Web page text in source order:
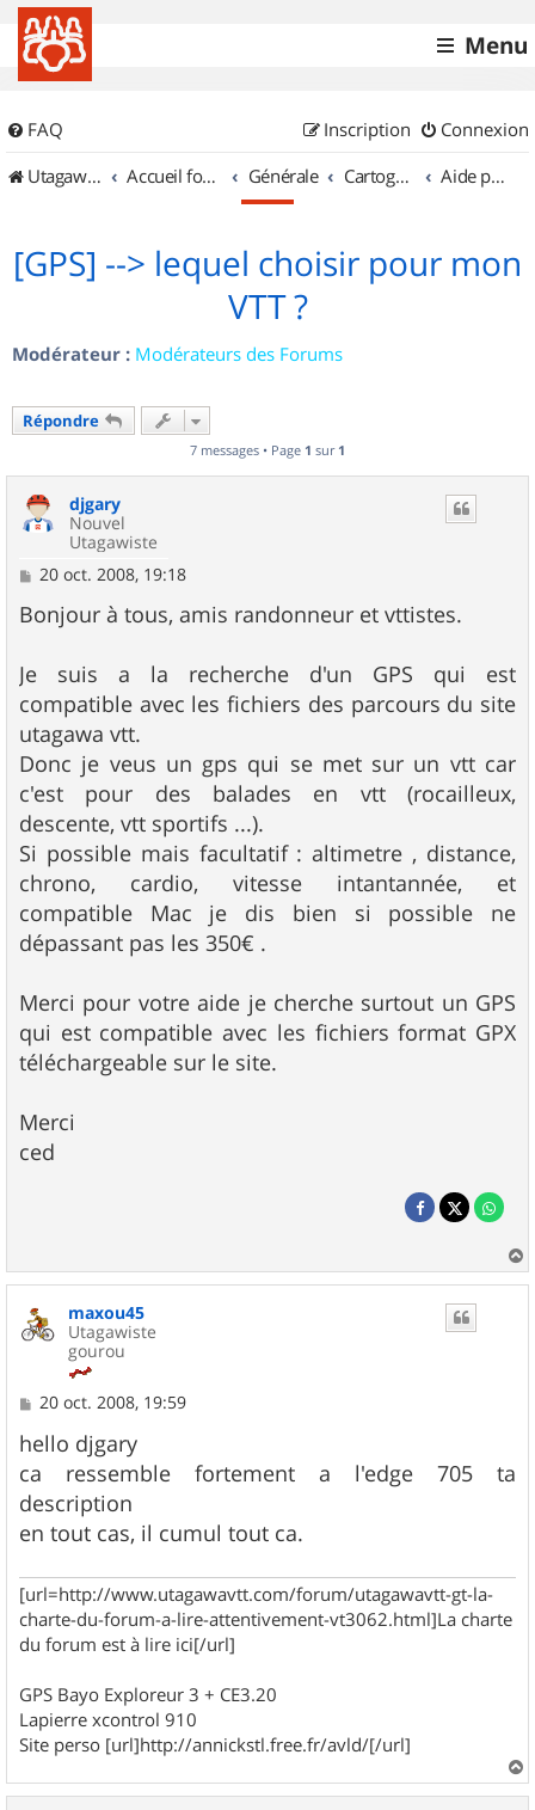
Menu
FAQ Connexion
Inscription
UtagawaVTT (Randos VTT et VTTAE avec traces GPS)
Accueil forum Générale Cartographie et GPS Aide pour l'achat d'un GPS
[GPS] --> lequel choisir pour mon
VTT ?
Modérateur : Modérateurs des Forums
Répondre
7 messages • Page 1 sur 1
djgary
Nouvel
Utagawiste
M
s
s
g
e
20 oct. 2008, 19:18
Bonjour à tous, amis randonneur et vttistes.
Je suis a la recherche d'un GPS qui est
compatible avec les fichiers des parcours du site
utagawa vtt.
Donc je veus un gps qui se met sur un vtt car
c'est pour des balades en vtt (rocailleux,
descente, vtt sportifs ...).
Si possible mais facultatif : altimetre , distance,
chrono, cardio, vitesse intantannée, et
compatible Mac je dis bien si possible ne
dépassant pas les 350€ .
Merci pour votre aide je cherche surtout un GPS
qui est compatible avec les fichiers format GPX
téléchargeable sur le site.
Merci
ced
a
maxou45
Utagawiste
gourou
M
s
s
a
g
e
20 oct. 2008, 19:59
hello djgary
ca ressemble fortement a l'edge 705 ta
description
en tout cas, il cumul tout ca.
[url=http://www.utagawavtt.com/forum/utagawavtt-gt-la-
charte-du-forum-a-lire-attentivement-vt3062.html]La charte
du forum est à lire ici[/url]
GPS Bayo Exploreur 3 + CE3.20
Lapierre xcontrol 910
Site perso [url]http://annickstl.free.fr/avld/[/url]
a